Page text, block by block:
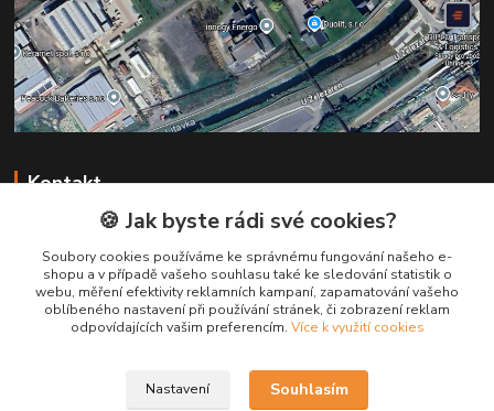
Kontakt
+420 731 147 113
(Po-Pá, 8-16 hod.)
info@pruska.cz
🍪 Jak byste rádi své cookies?
Soubory cookies používáme ke správnému fungování našeho e-
shopu a v případě vašeho souhlasu také ke sledování statistik o
webu, měření efektivity reklamních kampaní, zapamatování vašeho
oblíbeného nastavení při používání stránek, či zobrazení reklam
odpovídajících vašim preferencím. Více k využití cookies
Nastavení Souhlasím